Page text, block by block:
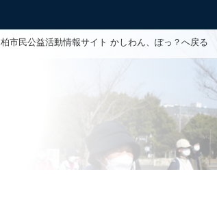
柏市民公益活動情報サイト かしわん、ぽっ？へ戻る